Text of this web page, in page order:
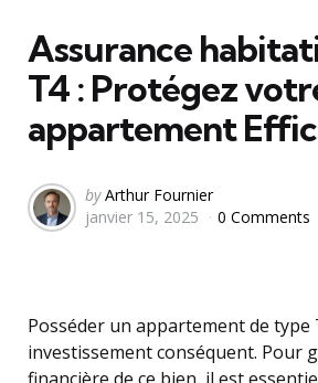
Assurance
T4 : Protégez
appartement
Posted
by
by Arthur Fournier
janvier 15, 2025
0 Comments
Posséder un appartement de
investissement conséquent. Pour